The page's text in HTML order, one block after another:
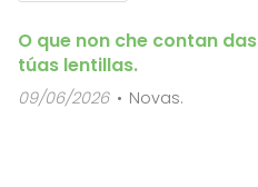
O que non che contan das
túas lentillas.
09/06/2026 Novas.